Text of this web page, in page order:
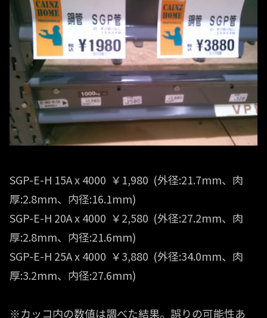
SGP-E-H 15A x 4000 ￥1,980 (外径:21.7mm、肉
厚:2.8mm、内径:16.1mm)
SGP-E-H 20A x 4000 ￥2,580 (外径:27.2mm、肉
厚:2.8mm、内径:21.6mm)
SGP-E-H 25A x 4000 ￥3,880 (外径:34.0mm、肉
厚:3.2mm、内径:27.6mm)
※カッコ内の数値は調べた結果。誤りの可能性あ